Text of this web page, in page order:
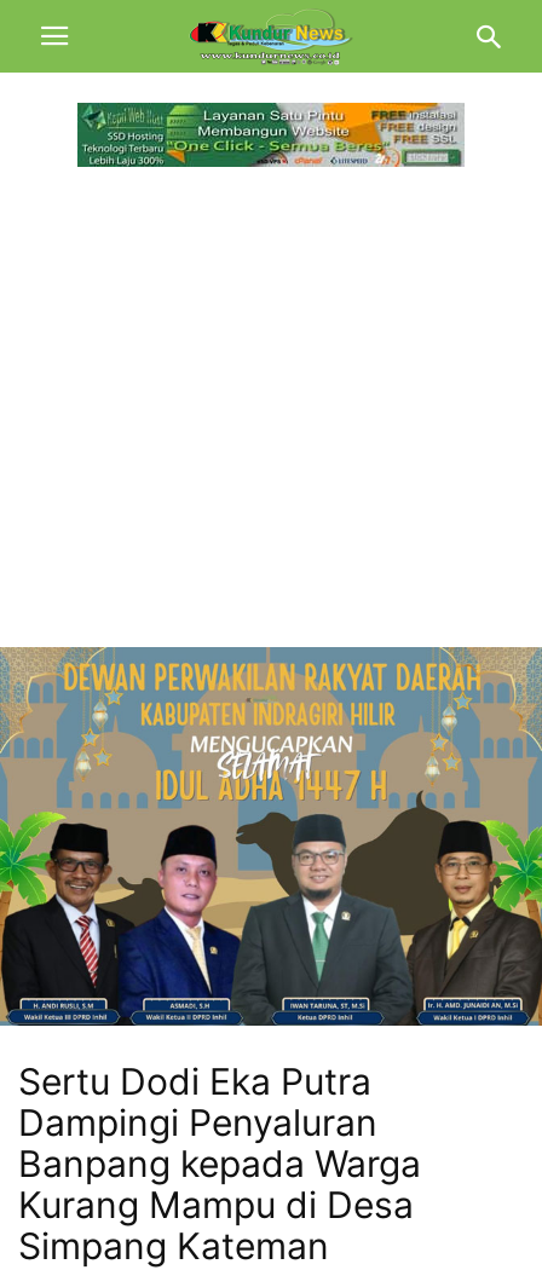
Sertu Dodi Eka Putra
Dampingi Penyaluran
Banpang kepada Warga
Kurang Mampu di Desa
Simpang Kateman